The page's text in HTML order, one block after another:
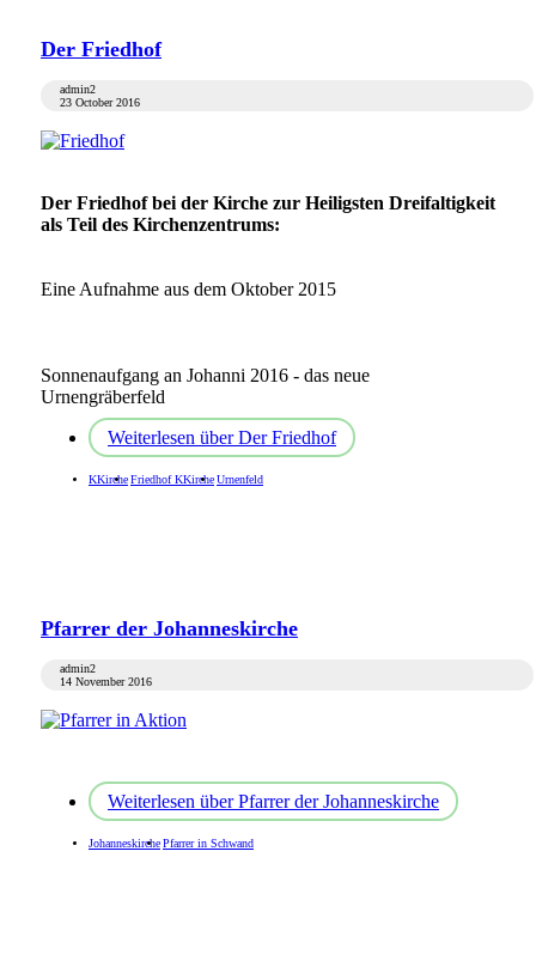
Der Friedhof
admin2
23 October 2016
Der Friedhof bei der Kirche zur Heiligsten Dreifaltigkeit
als Teil des Kirchenzentrums:
Eine Aufnahme aus dem Oktober 2015
Sonnenaufgang an Johanni 2016 - das neue
Urnengräberfeld
Weiterlesen über Der Friedhof
KKircheFriedhof KKircheUrnenfeld
Pfarrer der Johanneskirche
admin2
14 November 2016
Weiterlesen über Pfarrer der Johanneskirche
JohanneskirchePfarrer in Schwand